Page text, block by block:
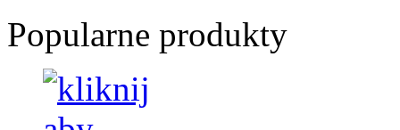
Popularne produkty